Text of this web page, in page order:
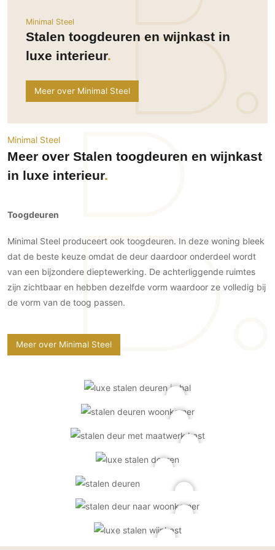
Inrichting
Roomdividers
Meubels
Keuken
Keukenapparatuur
Keukenbladen
Keukenaccessoires
Keukenkranen
Ramen en deuren
Binnendeuren
Beton Ciré vloeren
Buitendeuren
Deursystemen
Glazen wandsystemen
Garagedeuren
Zonwering
Zonwering
Buitenshutters
Autolift
Gevel
Gevelbekleding
Schilderwerk buiten
Tuinverlichting
Omheining
Zwembad en zwemvijver
Tuin wellness
Vloer
Houten buitenvloeren
buitenvloeren
Vlonders
Zonwering
Zonwering buiten
Serre/Veranda
Thuisbioscoop
Toilet
Wijnkelder
Woonkamer
Buitenkijken
Terrasoverkapping
Tuin
Villa
Zwembad
Zakelijk
Kantoor
Minimal Steel
Stalen toogdeuren en wijnkast in
luxe interieur
Meer over Minimal Steel
Minimal Steel
Meer over Stalen toogdeuren en wijnkast
in luxe interieur
Toogdeuren
Minimal Steel produceert ook toogdeuren. In deze woning bleek
dat de beste keuze omdat de deur daardoor onderdeel wordt
van een bijzondere dieptewerking. De achterliggende ruimtes
zijn zichtbaar en hebben dezelfde vorm waardoor ze volledig bij
de vorm van de toog passen.
Meer over Minimal Steel